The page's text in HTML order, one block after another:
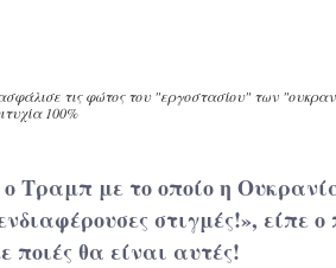
τις φώτος του "εργοστασίου" των
100%
Τραμπ με το οποίο η
στιγμές!», είπε ο
θα είναι αυτές!